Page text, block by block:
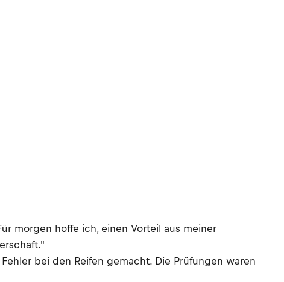
morgen hoffe ich, einen Vorteil aus meiner
bei den Reifen gemacht. Die Prüfungen waren